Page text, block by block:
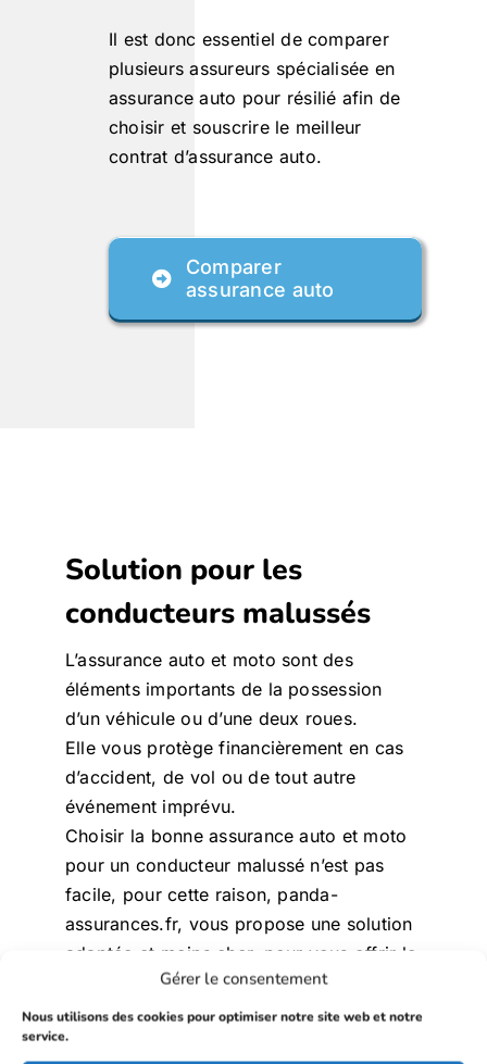
Gérer le consentement
Nous utilisons des cookies pour optimiser notre site web et notre
service.
Il est donc essentiel de comparer
plusieurs assureurs spécialisée en
assurance auto pour résilié afin de
choisir et souscrire le meilleur
contrat d’assurance auto.
Comparer
assurance auto
Solution pour les
conducteurs malussés
L’assurance auto et moto sont des
éléments importants de la possession
d’un véhicule ou d’une deux roues.
Elle vous protège financièrement en cas
d’accident, de vol ou de tout autre
événement imprévu.
Choisir la bonne assurance auto et moto
pour un conducteur malussé n’est pas
facile, pour cette raison, panda-
assurances.fr, vous propose une solution
adaptée et moins cher, pour vous offrir le
meilleur contrat.